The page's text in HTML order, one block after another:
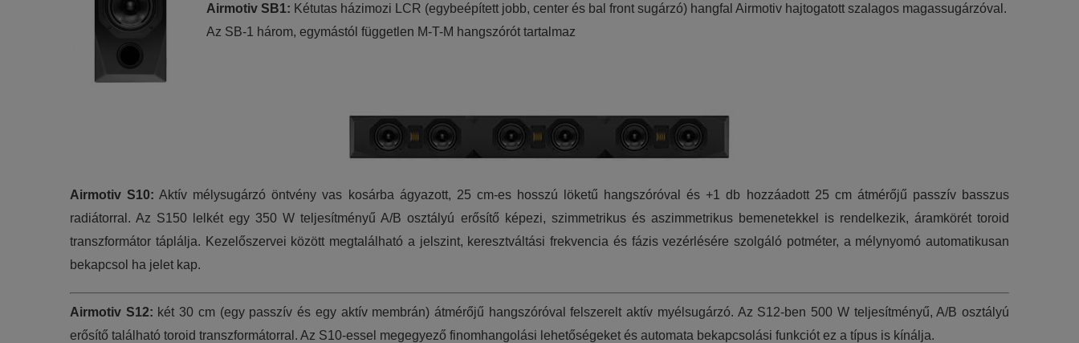
Airmotiv SB1: Kétutas házimozi LCR (egybeépített jobb, center és bal front sugárzó) hangfal Airmotiv hajtogatott szalagos magassugárzóval.
Az SB-1 három, egymástól független M-T-M hangszórót tartalmaz
Airmotiv S10: Aktív mélysugárzó öntvény vas kosárba ágyazott, 25 cm-es hosszú löketű hangszóróval és +1 db hozzáadott 25 cm átmérőjű passzív basszus
radiátorral. Az S150 lelkét egy 350 W teljesítményű A/B osztályú erősítő képezi, szimmetrikus és aszimmetrikus bemenetekkel is rendelkezik, áramkörét toroid
transzformátor táplálja. Kezelőszervei között megtalálható a jelszint, keresztváltási frekvencia és fázis vezérlésére szolgáló potméter, a mélynyomó automatikusan
bekapcsol ha jelet kap.
Airmotiv S12: két 30 cm (egy passzív és egy aktív membrán) átmérőjű hangszóróval felszerelt aktív myélsugárzó. Az S12-ben 500 W teljesítményű, A/B osztályú
erősítő található toroid transzformátorral. Az S10-essel megegyező finomhangolási lehetőségeket és automata bekapcsolási funkciót ez a típus is kínálja.